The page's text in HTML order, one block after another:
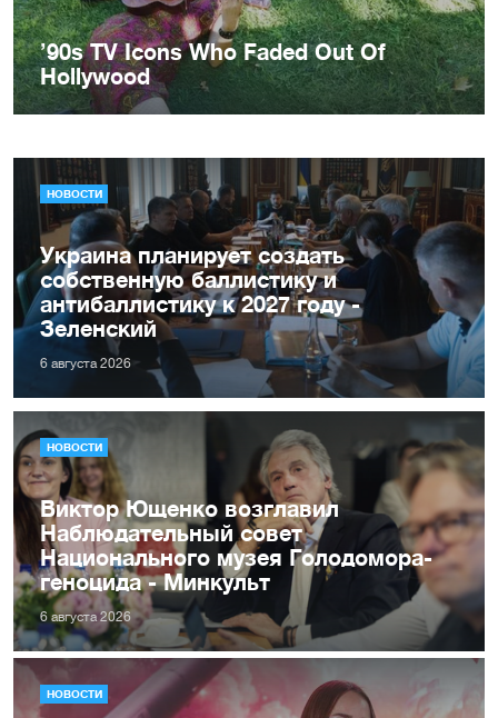
НОВОСТИ
Украина планирует создать
собственную баллистику и
антибаллистику к 2027 году -
Зеленский
6 августа 2026
НОВОСТИ
Виктор Ющенко возглавил
Наблюдательный совет
Национального музея Голодомора-
геноцида - Минкульт
6 августа 2026
НОВОСТИ